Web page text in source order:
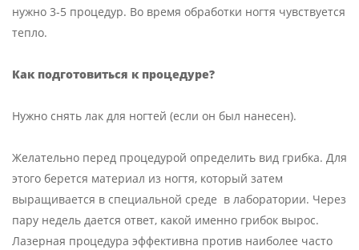
нужно 3-5 процедур. Во время обработки ногтя чувствуется
тепло.
Как подготовиться к процедуре?
Нужно снять лак для ногтей (если он был нанесен).
Желательно перед процедурой определить вид грибка. Для
этого берется материал из ногтя, который затем
выращивается в специальной среде в лаборатории. Через
пару недель дается ответ, какой именно грибок вырос.
Лазерная процедура эффективна против наиболее часто